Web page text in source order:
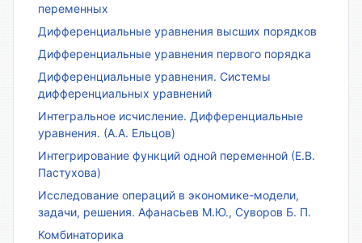
переменных
Дифференциальные уравнения высших порядков
Дифференциальные уравнения первого порядка
Дифференциальные уравнения. Системы
дифференциальных уравнений
Интегральное исчисление. Дифференциальные
уравнения. (А.А. Ельцов)
Интегрирование функций одной переменной (Е.В.
Пастухова)
Исследование операций в экономике-модели,
задачи, решения. Афанасьев М.Ю., Суворов Б. П.
Комбинаторика